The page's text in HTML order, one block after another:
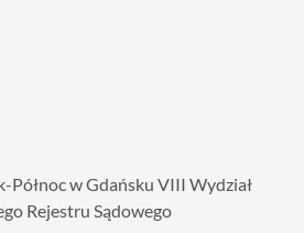
Północ w Gdańsku VIII Wydział
Rejestru Sądowego